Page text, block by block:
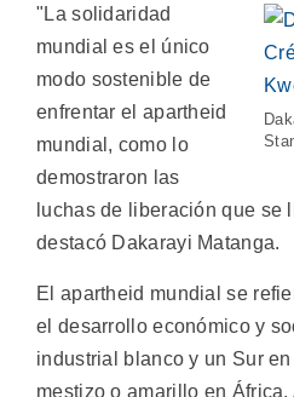
"La solidaridad
mundial es el único
modo sostenible de
enfrentar el apartheid
mundial, como lo
demostraron las
luchas de liberación que se
destacó Dakarayi Matanga.
El apartheid mundial se
el desarrollo económico y
industrial blanco y un Sur
mestizo o amarillo en